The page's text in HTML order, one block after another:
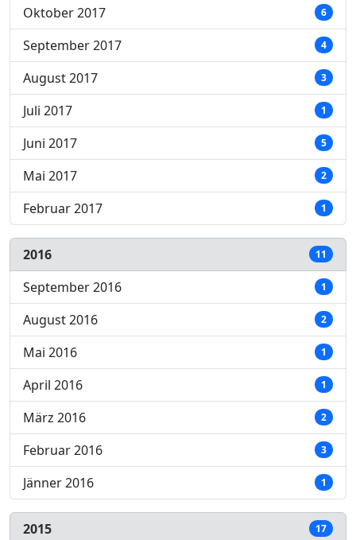
Oktober 2017 6
September 2017 4
August 2017 3
Juli 2017 1
Juni 2017 5
Mai 2017 2
Februar 2017 1
2016 11
September 2016 1
August 2016 2
Mai 2016 1
April 2016 1
März 2016 2
Februar 2016 3
Jänner 2016 1
2015 17